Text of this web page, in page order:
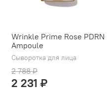
Wrinkle Prime Rose PDRN
Ampoule
Сыворотка для лица
2 788 ₽
2 231 ₽